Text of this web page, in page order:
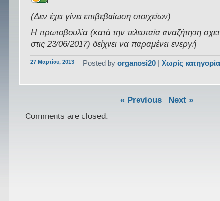
(Δεν έχει γίνει επιβεβαίωση στοιχείων)
Η πρωτοβουλία (κατά την τελευταία αναζήτηση
στις 23/06/2017) δείχνει να παραμένει ενεργή
27 Μαρτίου, 2013 Posted byorganosi20 |Χωρίς κατηγορία
« Previous|
Next »
Comments are closed.